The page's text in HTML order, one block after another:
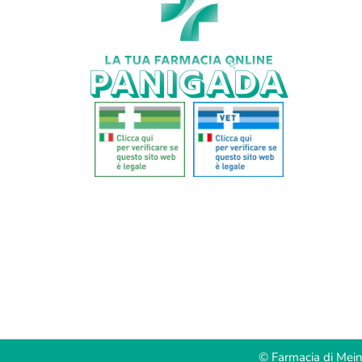
© Farmacia di